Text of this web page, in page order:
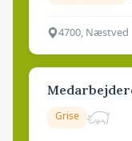
4700, Næstved
Grise